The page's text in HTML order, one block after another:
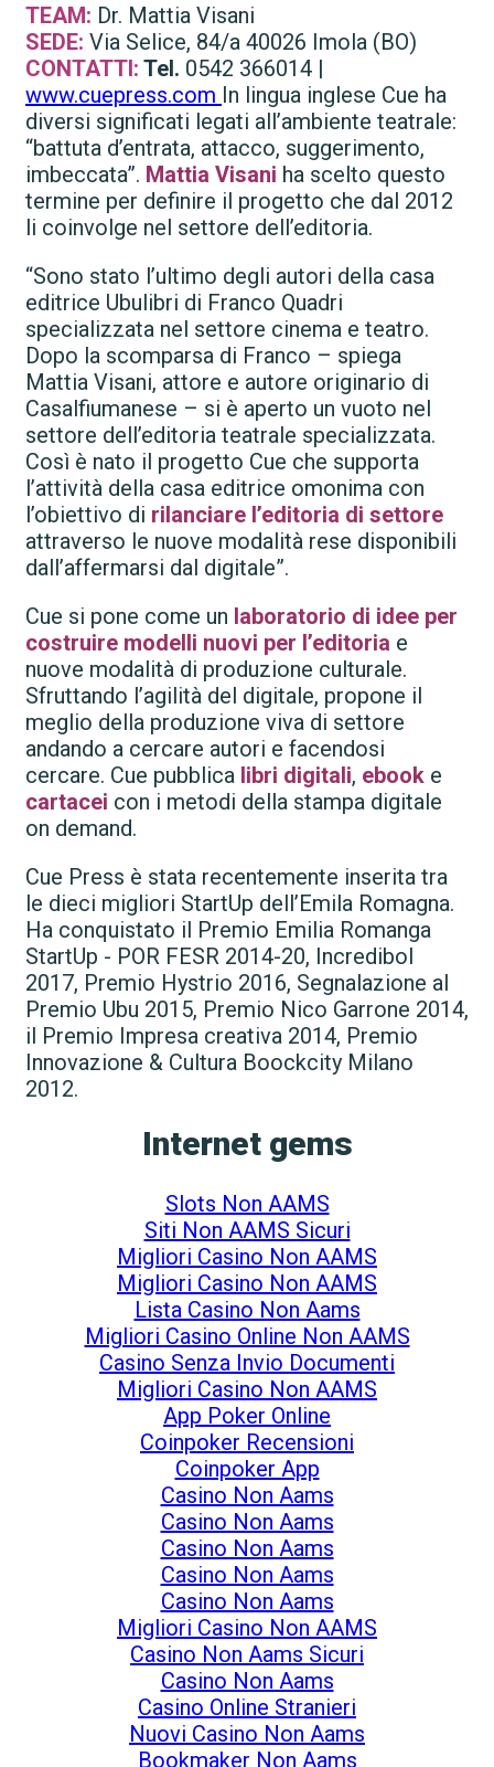
TEAM: Dr. Mattia Visani
SEDE: Via Selice, 84/a 40026 Imola (BO)
CONTATTI: Tel. 0542 366014 |
www.cuepress.com In lingua inglese Cue ha
diversi significati legati all’ambiente teatrale:
“battuta d’entrata, attacco, suggerimento,
imbeccata”. Mattia Visani ha scelto questo
termine per definire il progetto che dal 2012
li coinvolge nel settore dell’editoria.
“Sono stato l’ultimo degli autori della casa
editrice Ubulibri di Franco Quadri
specializzata nel settore cinema e teatro.
Dopo la scomparsa di Franco – spiega
Mattia Visani, attore e autore originario di
Casalfiumanese – si è aperto un vuoto nel
settore dell’editoria teatrale specializzata.
Così è nato il progetto Cue che supporta
l’attività della casa editrice omonima con
l’obiettivo di rilanciare l’editoria di settore
attraverso le nuove modalità rese disponibili
dall’affermarsi dal digitale”.
Cue si pone come un laboratorio di idee per
costruire modelli nuovi per l’editoria e
nuove modalità di produzione culturale.
Sfruttando l’agilità del digitale, propone il
meglio della produzione viva di settore
andando a cercare autori e facendosi
cercare. Cue pubblica libri digitali, ebook e
cartacei con i metodi della stampa digitale
on demand.
Cue Press è stata recentemente inserita tra
le dieci migliori StartUp dell’Emila Romagna.
Ha conquistato il Premio Emilia Romanga
StartUp - POR FESR 2014-20, Incredibol
2017, Premio Hystrio 2016, Segnalazione al
Premio Ubu 2015, Premio Nico Garrone 2014,
il Premio Impresa creativa 2014, Premio
Innovazione & Cultura Boockcity Milano
2012.
Internet gems
Slots Non AAMS
Siti Non AAMS Sicuri
Migliori Casino Non AAMS
Migliori Casino Non AAMS
Lista Casino Non Aams
Migliori Casino Online Non AAMS
Casino Senza Invio Documenti
Migliori Casino Non AAMS
App Poker Online
Coinpoker Recensioni
Coinpoker App
Casino Non Aams
Casino Non Aams
Casino Non Aams
Casino Non Aams
Casino Non Aams
Migliori Casino Non AAMS
Casino Non Aams Sicuri
Casino Non Aams
Casino Online Stranieri
Nuovi Casino Non Aams
Bookmaker Non Aams